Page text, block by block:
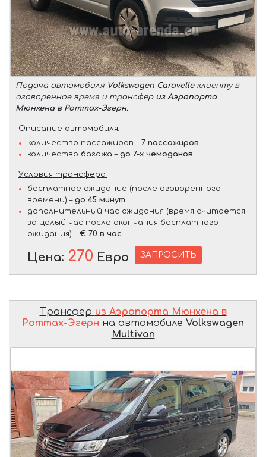
Подача автомобиля Volkswagen Caravelleклиенту в
оговоренное время и трансфер из Аэропорта
Мюнхена в Роттах-Эгерн.
Описание автомобиля:
количество пассажиров – 7 пассажиров
количество багажа – до 7-х чемоданов
Условия трансфера:
бесплатное ожидание (после оговоренного
времени) – до 45 минут
дополнительный час ожидания (время считается
за целый час после окончания бесплатного
ожидания) – € 70 в час
Цена: 270 Евро ЗАПРОСИТЬ
Трансфер из Аэропорта Мюнхена в
Роттах-Эгерн на автомобиле Volkswagen
Multivan